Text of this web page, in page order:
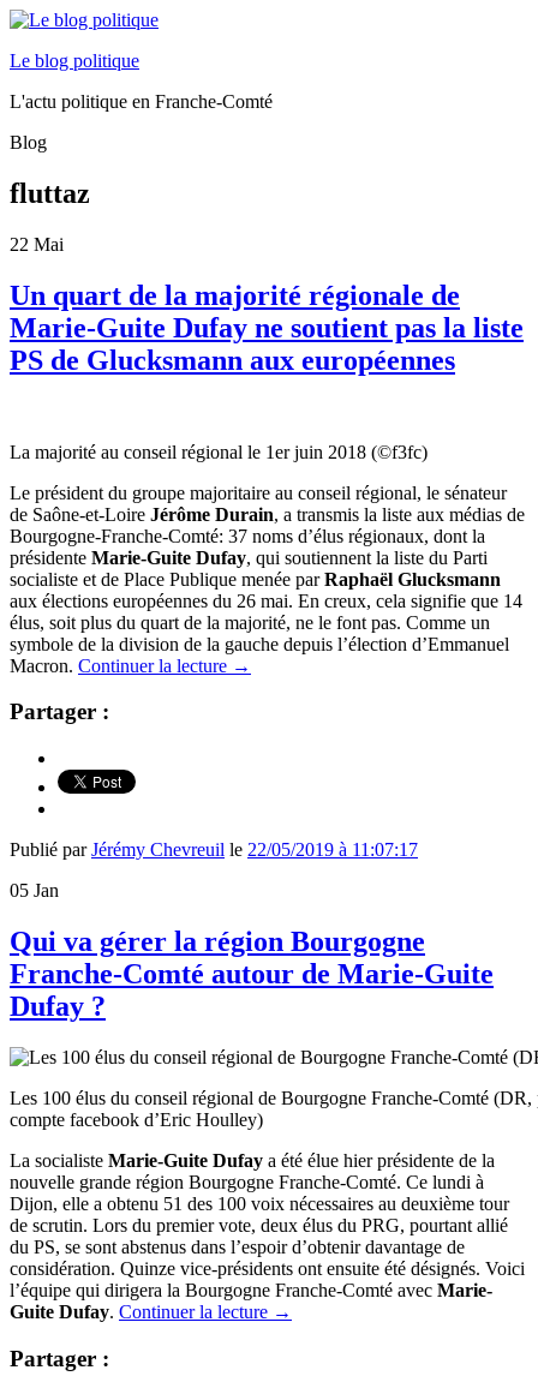
Le blog politique
L'actu politique en Franche-Comté
Blog
fluttaz
22 Mai
Un quart de la majorité régionale de
Marie-Guite Dufay ne soutient pas la liste
PS de Glucksmann aux européennes
La majorité au conseil régional le 1er juin 2018 (©f3fc)
Le président du groupe majoritaire au conseil régional, le sénateur
de Saône-et-Loire Jérôme Durain, a transmis la liste aux médias de
Bourgogne-Franche-Comté: 37 noms d’élus régionaux, dont la
présidente Marie-Guite Dufay, qui soutiennent la liste du Parti
socialiste et de Place Publique menée parRaphaël Glucksmann
aux élections européennes du 26 mai. En creux, cela signifie que 14
élus, soit plus du quart de la majorité, ne le font pas. Comme un
symbole de la division de la gauche depuis l’élection d’Emmanuel
Macron. Continuer la lecture →
Partager :
Publié parJérémy Chevreuil le 22/05/2019 à 11:07:17
05 Jan
Qui va gérer la région Bourgogne
Franche-Comté autour de Marie-Guite
Dufay ?
Les 100 élus du conseil régional de Bourgogne Franche-Comté (DR,
compte facebook d’Eric Houlley)
La socialiste Marie-Guite Dufay a été élue hier présidente de la
nouvelle grande région Bourgogne Franche-Comté. Ce lundi à
Dijon, elle a obtenu 51 des 100 voix nécessaires au deuxième tour
de scrutin. Lors du premier vote, deux élus du PRG, pourtant allié
du PS, se sont abstenus dans l’espoir d’obtenir davantage de
considération. Quinze vice-présidents ont ensuite été désignés. Voici
l’équipe qui dirigera la Bourgogne Franche-Comté avec Marie-
Guite Dufay. Continuer la lecture →
Partager :